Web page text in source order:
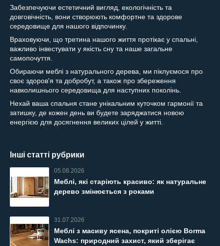
Забезпечуючи естетичний вигляд, екологічність та
довговічність, вони створюють комфортне та здорове
середовище для нашого відпочинку.
Враховуючи, що третина нашого життя протікає у спальні,
важливо інвестувати у якість сну та наше загальне
самопочуття.
Обираючи меблі з натурального дерева, ми піклуємося про
своє здоров'я та добробут, а також про збереження
навколишнього середовища для наступних поколінь.
Нехай ваша спальня стане унікальним куточком гармонії та
затишку, де кожен день ви будете заряджатися новою
енергією для досягнення великих цілей у житті.
Інші статті рубрики
05.08.2026
Меблі, які старіють красиво: як натуральне
дерево змінюється з роками
31.07.2026
Меблі з масиву ясена, покриті олією Borma
Wachs: природний захист, який зберігає